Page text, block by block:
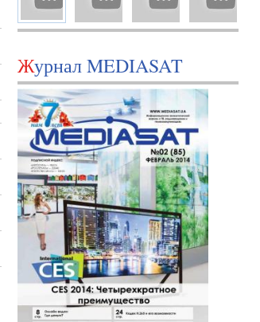
Журнал MEDIASAT